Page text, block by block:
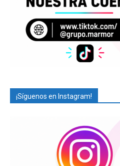
¡Síguenos en Instagram!